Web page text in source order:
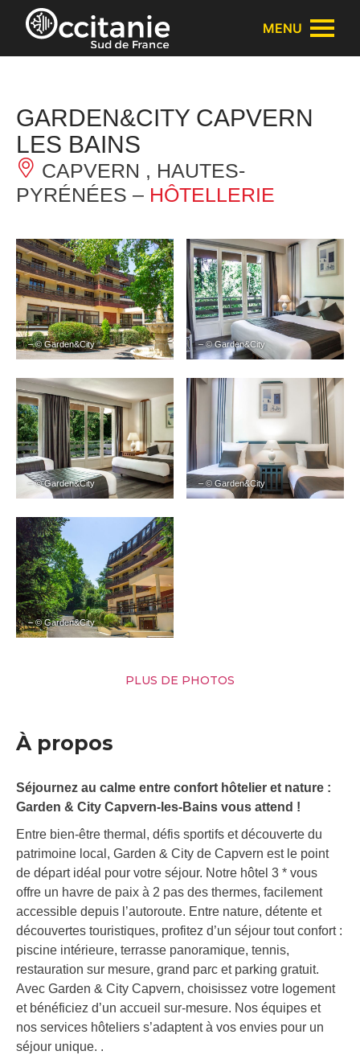
Panneau de gestion des cookies
MENU
GARDEN&CITY CAPVERN
LES BAINS
CAPVERN , HAUTES-
PYRÉNÉES – HÔTELLERIE
– © Garden&City – © Garden&City
– © Garden&City – © Garden&City
– © Garden&City
PLUS DE PHOTOS
À propos
Séjournez au calme entre confort hôtelier et nature :
Garden & City Capvern-les-Bains vous attend !
Entre bien-être thermal, défis sportifs et découverte du
patrimoine local, Garden & City de Capvern est le point
de départ idéal pour votre séjour. Notre hôtel 3 * vous
offre un havre de paix à 2 pas des thermes, facilement
accessible depuis l’autoroute. Entre nature, détente et
découvertes touristiques, profitez d’un séjour tout confort :
piscine intérieure, terrasse panoramique, tennis,
restauration sur mesure, grand parc et parking gratuit.
Avec Garden & City Capvern, choisissez votre logement
et bénéficiez d’un accueil sur-mesure. Nos équipes et
nos services hôteliers s’adaptent à vos envies pour un
séjour unique. .